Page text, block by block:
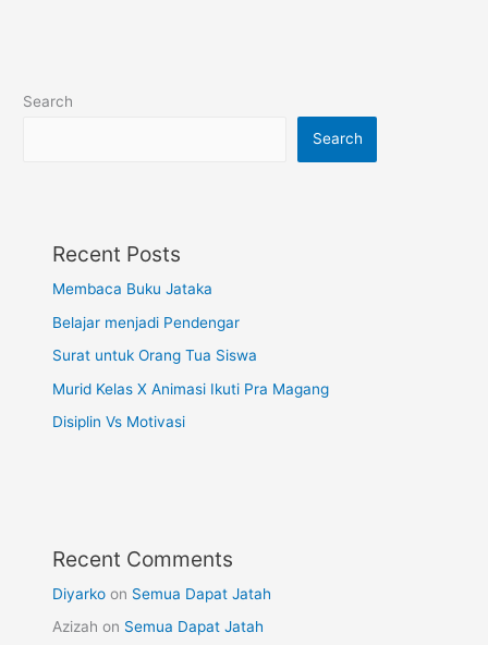
Search
Search
Recent Posts
Membaca Buku Jataka
Belajar menjadi Pendengar
Surat untuk Orang Tua Siswa
Murid Kelas X Animasi Ikuti Pra Magang
Disiplin Vs Motivasi
Recent Comments
Diyarko on Semua Dapat Jatah
Azizah on Semua Dapat Jatah